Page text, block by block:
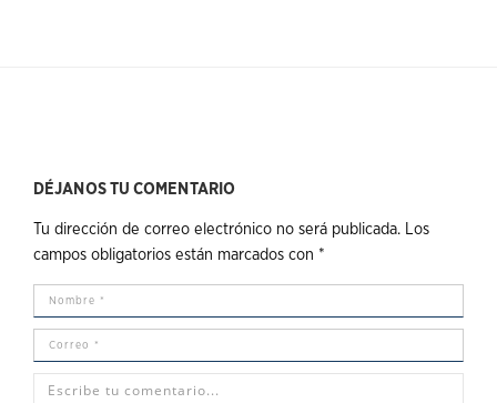
DÉJANOS TU COMENTARIO
Tu dirección de correo electrónico no será publicada. Los
campos obligatorios están marcados con *